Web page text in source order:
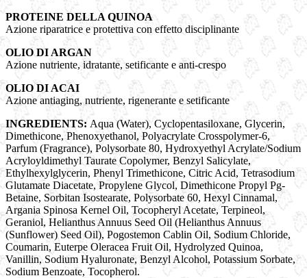
PROTEINE DELLA QUINOA
Azione riparatrice e protettiva con effetto disciplinante
OLIO DI ARGAN
Azione nutriente, idratante, setificante e anti-crespo
OLIO DI ACAI
Azione antiaging, nutriente, rigenerante e setificante
INGREDIENTS: Aqua (Water), Cyclopentasiloxane, Glycerin,
Dimethicone, Phenoxyethanol, Polyacrylate Crosspolymer-6,
Parfum (Fragrance), Polysorbate 80, Hydroxyethyl Acrylate/Sodium
Acryloyldimethyl Taurate Copolymer, Benzyl Salicylate,
Ethylhexylglycerin, Phenyl Trimethicone, Citric Acid, Tetrasodium
Glutamate Diacetate, Propylene Glycol, Dimethicone Propyl Pg-
Betaine, Sorbitan Isostearate, Polysorbate 60, Hexyl Cinnamal,
Argania Spinosa Kernel Oil, Tocopheryl Acetate, Terpineol,
Geraniol, Helianthus Annuus Seed Oil (Helianthus Annuus
(Sunflower) Seed Oil), Pogostemon Cablin Oil, Sodium Chloride,
Coumarin, Euterpe Oleracea Fruit Oil, Hydrolyzed Quinoa,
Vanillin, Sodium Hyaluronate, Benzyl Alcohol, Potassium Sorbate,
Sodium Benzoate, Tocopherol.